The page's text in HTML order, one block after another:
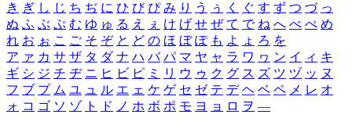
き ぎ し じ ち ぢ に ひ び ぴ み り う ぅ く ぐ す ず つ づ っ
ぬ ふ ぶ ぷ む ゆ ゅ る え ぇ け げ せ ぜ て で ね へ べ ぺ め
れ お ぉ こ ご そ ぞ と ど の ほ ぼ ぽ も よ ょ ろ を
ア ァ カ サ ザ タ ダ ナ ハ バ パ マ ヤ ャ ラ ワ ヮ ン イ ィ キ
ギ シ ジ チ ヂ ニ ヒ ビ ピ ミ リ ウ ゥ ク グ ス ズ ツ ヅ ッ ヌ
フ ブ プ ム ユ ュ ル エ ェ ケ ゲ セ ゼ テ デ ヘ ベ ペ メ レ オ
ォ コ ゴ ソ ゾ ト ド ノ ホ ボ ポ モ ヨ ョ ロ ヲ ―